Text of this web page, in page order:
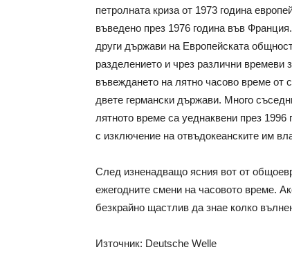
петролната криза от 1973 година
въведено през 1976 година във
други държави на Европейската
разделението и чрез различни времеви
въвеждането на лятно часово време от
двете германски държави. Много
лятното време са уеднаквени през 1996
с изключение на отвъдокеанските им
След изненадващо ясния вот от
ежегодните смени на часовото време.
безкрайно щастлив да знае колко
Източник: Deutsche Welle